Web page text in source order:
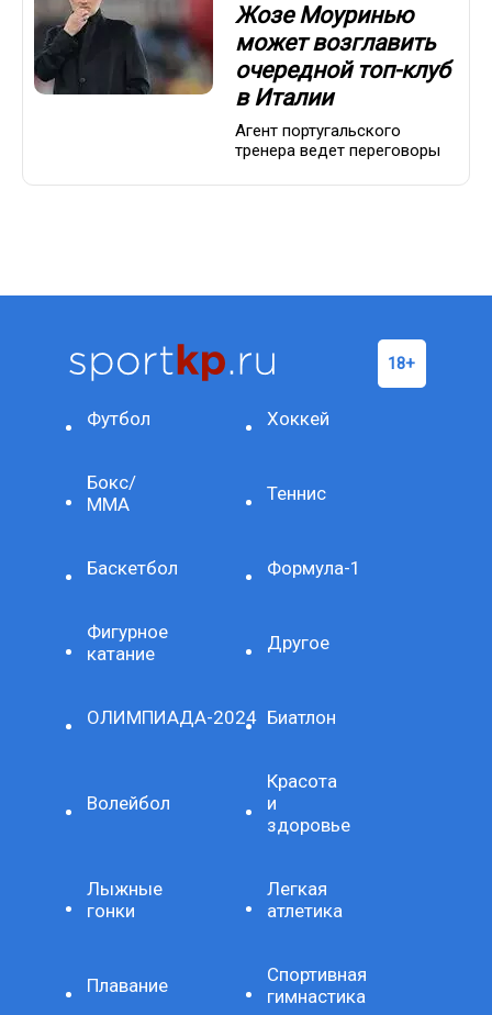
Жозе Моуринью
может возглавить
очередной топ-клуб
в Италии
Агент португальского
тренера ведет переговоры
Футбол Хоккей
Бокс/
ММА
Теннис
Баскетбол Формула-1
Фигурное
катание
Другое
ОЛИМПИАДА-2024 Биатлон
Волейбол
Красота
и
здоровье
Лыжные
гонки
Легкая
атлетика
Плавание
Спортивная
гимнастика